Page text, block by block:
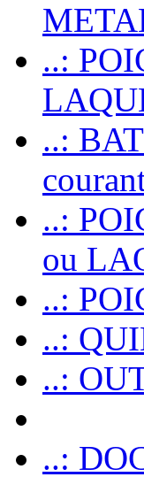
..:
..:
..:
ou
..:
..:
..:
..: